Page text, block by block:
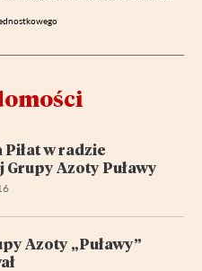
w radzie
Azoty Puławy
Azoty „Puławy”